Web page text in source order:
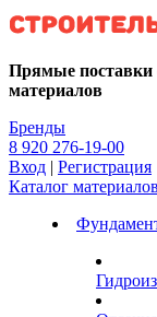
Kg
Прямые поставки
материалов
Бренды
8 920 276-19-00
Вход | Регистрация
Каталог материалов